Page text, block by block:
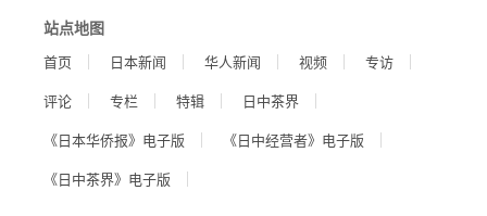
站点地图
首页 日本新闻 华人新闻 视频
专访
评论
专栏 特辑
日中茶界
《日本华侨报》电子版
《日中经营者》电子版
《日中茶界》电子版